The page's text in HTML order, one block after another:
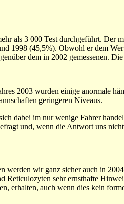
als 3 000 Test durchgeführt. Der
1998 (45,5%). Obwohl er dem
dem in 2002 gemessenen.
2003 wurden einige anormale
geringeren Niveaus.
dabei im nur wenige Fahrer
und, wenn die Antwort uns
werden wir ganz sicher auch in
Reticulozyten sehr ernsthafte
erhalten, auch wenn dies kein